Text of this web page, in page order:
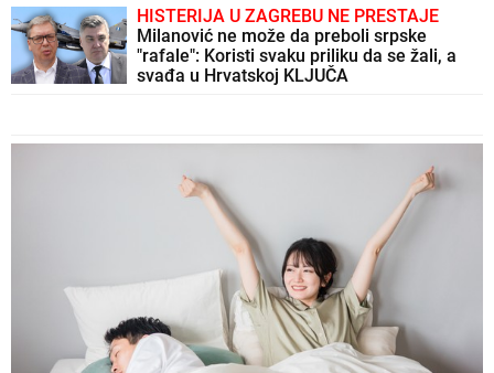
HISTERIJA U ZAGREBU NE PRESTAJE
Milanović ne može da preboli srpske
"rafale": Koristi svaku priliku da se žali, a
svađa u Hrvatskoj KLJUČA